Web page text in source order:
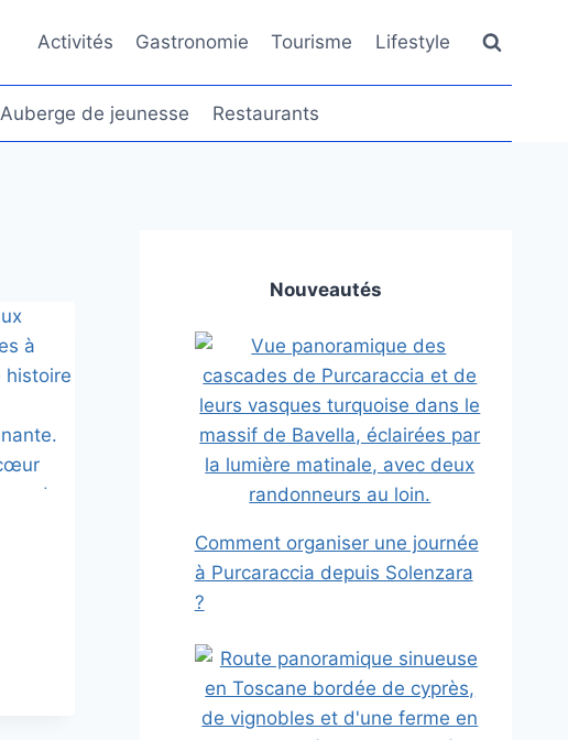
Activités Gastronomie Tourisme Lifestyle
Auberge de jeunesse Restaurants
Nouveautés
Comment organiser une journée
à Purcaraccia depuis Solenzara
?